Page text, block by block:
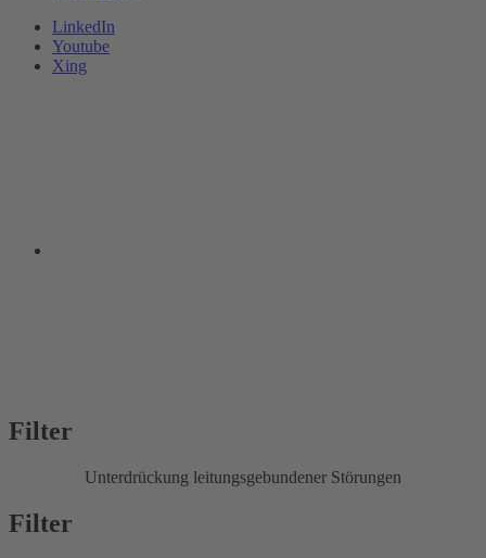
LinkedIn
Youtube
Xing
Filter
Unterdrückung leitungsgebundener Störungen
Filter